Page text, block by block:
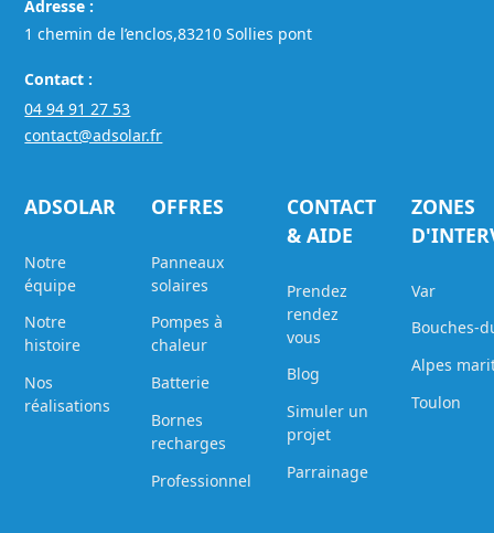
Adresse :
1 chemin de l’enclos,83210 Sollies pont
Contact :
04 94 91 27 53
contact@adsolar.fr
ADSOLAR
Notre
équipe
Notre
histoire
Nos
réalisations
OFFRES
Panneaux
solaires
Pompes à
chaleur
Batterie
Bornes
recharges
Professionnel
CONTACT
& AIDE
Prendez
rendez
vous
Blog
Simuler un
projet
Parrainage
ZONES
Var
Bouches-
Alpes
Toulon